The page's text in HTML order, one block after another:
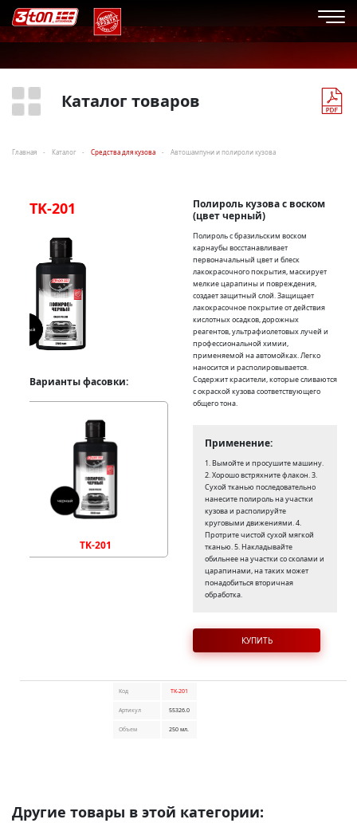
Каталог товаров
Главная Каталог Средства для кузова Автошампуни и полироли кузова
TK-201
Варианты фасовки:
TK-201
Полироль кузова с воском
(цвет черный)
Полироль с бразильским воском
карнаубы восстанавливает
первоначальный цвет и блеск
лакокрасочного покрытия, маскирует
мелкие царапины и повреждения,
создает защитный слой. Защищает
лакокрасочное покрытие от действия
кислотных осадков, дорожных
реагентов, ультрафиолетовых лучей и
профессиональной химии,
применяемой на автомойках. Легко
наносится и располировывается.
Содержит красители, которые сливаются
с окраской кузова соответствующего
общего тона.
Применение:
1. Вымойте и просушите машину.
2. Хорошо встряхните флакон. 3.
Сухой тканью последовательно
нанесите полироль на участки
кузова и располируйте
круговыми движениями. 4.
Протрите чистой сухой мягкой
тканью. 5. Накладывайте
обильнее на участки со сколами и
царапинами, на таких может
понадобиться вторичная
обработка.
КУПИТЬ
Код TK-201
Артикул 55326.0
Объем 250 мл.
Другие товары в этой категории: